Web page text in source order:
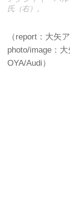
氏（右）。
（report：大矢
photo/image：
OYA/Audi）